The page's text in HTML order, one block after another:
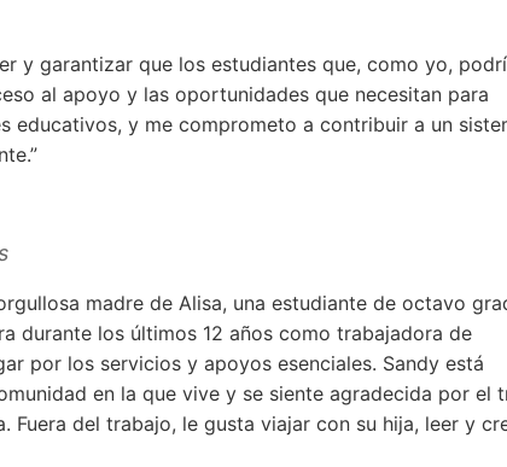
y garantizar que los estudiantes que, como yo,
al apoyo y las oportunidades que necesitan para
educativos, y me comprometo a contribuir a un
madre de Alisa, una estudiante de octavo
durante los últimos 12 años como trabajadora de
por los servicios y apoyos esenciales. Sandy está
en la que vive y se siente agradecida por el
del trabajo, le gusta viajar con su hija, leer y